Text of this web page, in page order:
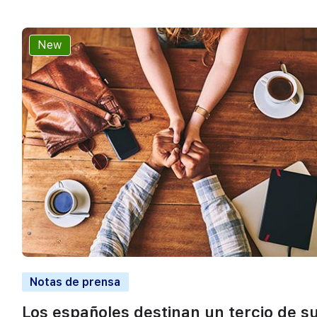
New
Notas de prensa
Los españoles destinan un tercio de